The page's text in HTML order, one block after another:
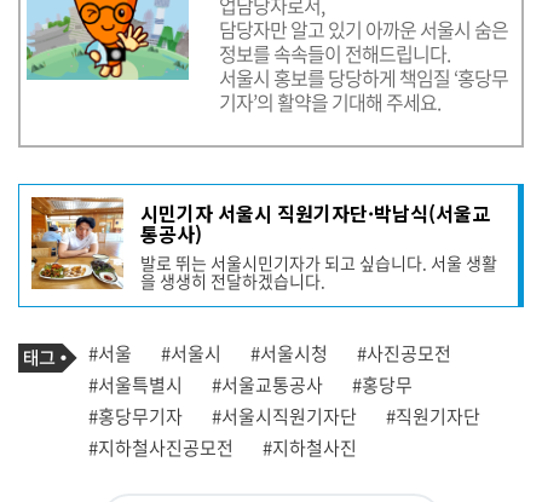
담당자만 알고 있기 아까운 서울시 숨은
정보를 속속들이 전해드립니다.
서울시 홍보를 당당하게 책임질 ‘홍당무
기자’의 활약을 기대해 주세요.
기
사
작
성
자
프
필
시민기자 서울시 직원기자단·박남식(서울교
통공사)
발로 뛰는 서울시민기자가 되고 싶습니다. 서울 생활
을 생생히 전달하겠습니다.
기
사
관
련
태
그
태
그
#서울 #서울시 #서울시청
#사진공모전
#서울특별시
#서울교통공사
#홍당무
#홍당무기자
#서울시직원기자단
#직원기자단
#지하철사진공모전
#지하철사진